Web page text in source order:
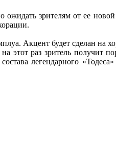
ожидать зрителям от ее
Акцент будет сделан на
раз зритель получит
легендарного